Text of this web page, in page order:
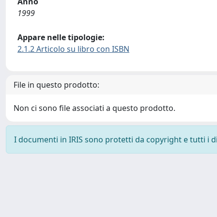
1999
Appare nelle tipologie:
2.1.2 Articolo su libro con ISBN
File in questo prodotto:
Non ci sono file associati a questo prodotto.
I documenti in IRIS sono protetti da copyright e tutti i